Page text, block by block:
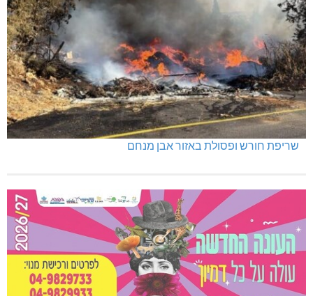
שריפת חורש ופסולת באזור אבן מנחם